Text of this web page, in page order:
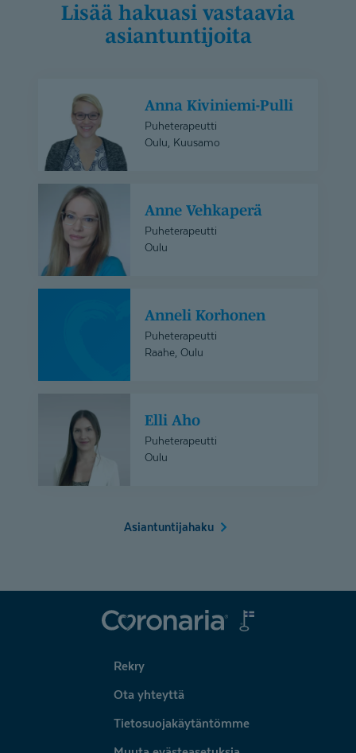
Lisää hakuasi vastaavia
asiantuntijoita
Kiviniemi-
Anna Kiviniemi-Pulli
Puheterapeutti
Oulu, Kuusamo
Vehkaperä
Anne Vehkaperä
Puheterapeutti
Oulu
Anneli Korhonen
Puheterapeutti
Raahe, Oulu
Elli Aho
Puheterapeutti
Oulu
Asiantuntijahaku
Coronaria
Rekry
Ota yhteyttä
Tietosuojakäytäntömme